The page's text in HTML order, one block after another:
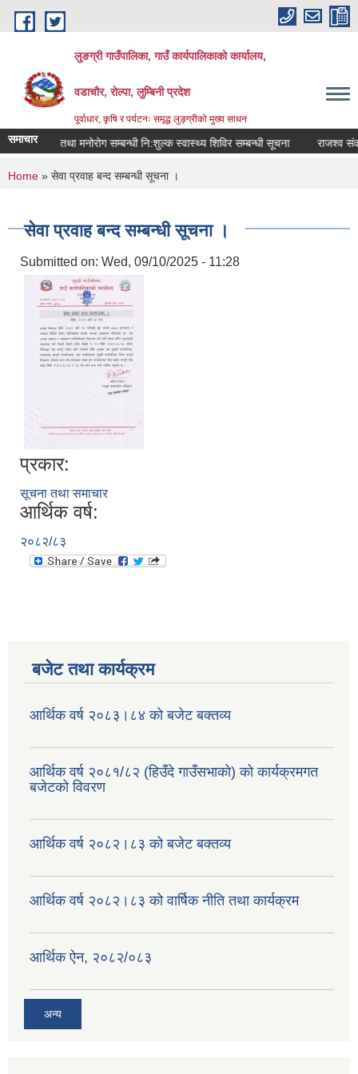
Skip to main content
लुङग्री गाउँपालिका, गाउँ कार्यपालिकाको कार्यालय,
वडाचौर, रोल्पा, लुम्बिनी प्रदेश
पूर्वाधार, कृषि र पर्यटनः समृद्ध लुङ्ग्रीको मुख्य साधन
समाचार
मानसिक तथा मनोरोग सम्बन्धी नि:शुल्क स्वास्थ्य शिविर सम्बन्धी सूचना राजश्व
You are here
Home » सेवा प्रवाह बन्द सम्बन्धी सूचना ।
सेवा प्रवाह बन्द सम्बन्धी सूचना ।
Submitted on: Wed, 09/10/2025 - 11:28
प्रकार:
सूचना तथा समाचार
आर्थिक वर्ष:
२०८२/८३
बजेट तथा कार्यक्रम
आर्थिक वर्ष २०८३।८४ को बजेट बक्तव्य
आर्थिक वर्ष २०८१/८२ (हिउँदे गाउँसभाको) को कार्यक्रमगत
बजेटको विवरण
आर्थिक वर्ष २०८२।८३ को बजेट बक्तव्य
आर्थिक वर्ष २०८२।८३ को वार्षिक नीति तथा कार्यक्रम
आर्थिक ऐन, २०८२/०८३
अन्य